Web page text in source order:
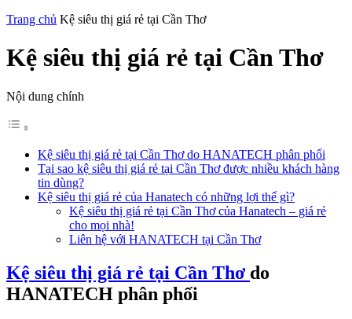
Trang chủ Kệ siêu thị giá rẻ tại Cần Thơ
Kệ siêu thị giá rẻ tại Cần Thơ
Nội dung chính
Kệ siêu thị giá rẻ tại Cần Thơ do HANATECH phân phối
Tại sao kệ siêu thị giá rẻ tại Cần Thơ được nhiều khách hàng
tin dùng?
Kệ siêu thị giá rẻ của Hanatech có những lợi thế gì?
Kệ siêu thị giá rẻ tại Cần Thơ của Hanatech – giá rẻ
cho mọi nhà!
Liên hệ với HANATECH tại Cần Thơ
Kệ siêu thị giá rẻ tại Cần Thơ do
HANATECH phân phối